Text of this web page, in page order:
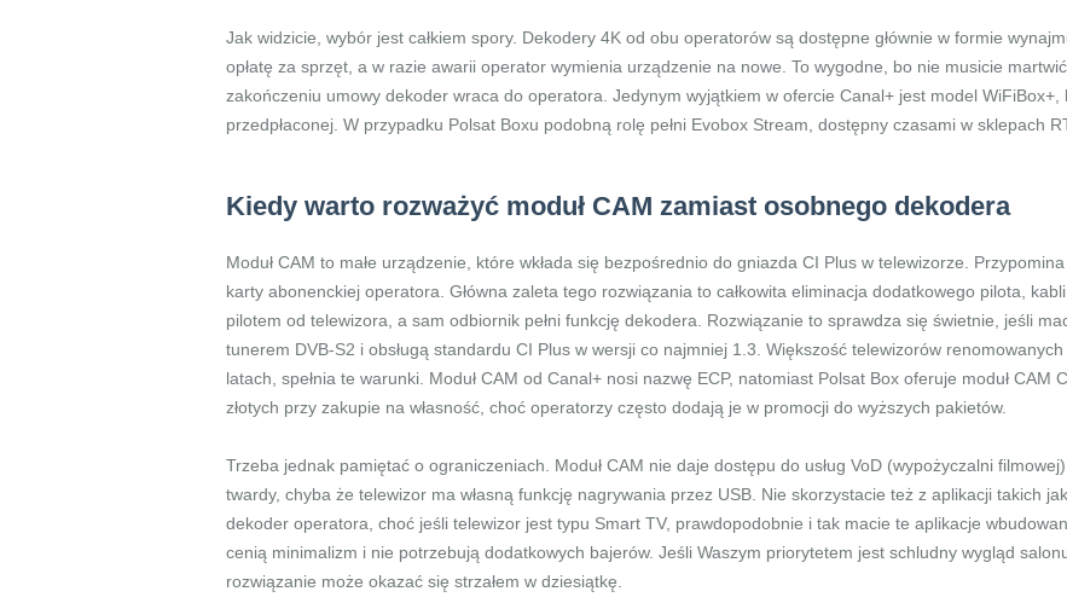
Jak widzicie, wybór jest całkiem spory. Dekodery 4K od obu operatorów są dostępne głównie w formie
opłatę za sprzęt, a w razie awarii operator wymienia urządzenie na nowe. To wygodne, bo nie musicie
zakończeniu umowy dekoder wraca do operatora. Jedynym wyjątkiem w ofercie Canal+ jest model WiFiBox+,
przedpłaconej. W przypadku Polsat Boxu podobną rolę pełni Evobox Stream, dostępny czasami w sklepach
Kiedy warto rozważyć moduł CAM zamiast osobnego dekodera
Moduł CAM to małe urządzenie, które wkłada się bezpośrednio do gniazda CI Plus w telewizorze.
karty abonenckiej operatora. Główna zaleta tego rozwiązania to całkowita eliminacja dodatkowego pilota,
pilotem od telewizora, a sam odbiornik pełni funkcję dekodera. Rozwiązanie to sprawdza się świetnie, jeśli
tunerem DVB-S2 i obsługą standardu CI Plus w wersji co najmniej 1.3. Większość telewizorów
latach, spełnia te warunki. Moduł CAM od Canal+ nosi nazwę ECP, natomiast Polsat Box oferuje moduł
złotych przy zakupie na własność, choć operatorzy często dodają je w promocji do wyższych pakietów.
Trzeba jednak pamiętać o ograniczeniach. Moduł CAM nie daje dostępu do usług VoD (wypożyczalni
twardy, chyba że telewizor ma własną funkcję nagrywania przez USB. Nie skorzystacie też z aplikacji takich
dekoder operatora, choć jeśli telewizor jest typu Smart TV, prawdopodobnie i tak macie te aplikacje
cenią minimalizm i nie potrzebują dodatkowych bajerów. Jeśli Waszym priorytetem jest schludny wygląd
rozwiązanie może okazać się strzałem w dziesiątkę.